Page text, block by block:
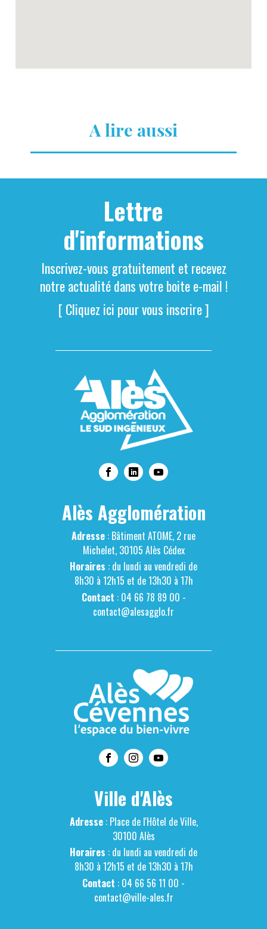
A lire aussi
Lettre
d'informations
Inscrivez-vous gratuitement et recevez
notre actualité dans votre boite e-mail !
[ Cliquez ici pour vous inscrire ]
Alès Agglomération
Adresse : Bâtiment ATOME, 2 rue
Michelet, 30105 Alès Cédex
Horaires : du lundi au vendredi de
8h30 à 12h15 et de 13h30 à 17h
Contact : 04 66 78 89 00 -
contact@alesagglo.fr
Ville d'Alès
Adresse: Place de l'Hôtel de Ville,
30100 Alès
Horaires : du lundi au vendredi de
8h30 à 12h15 et de 13h30 à 17h
Contact : 04 66 56 11 00 -
contact@ville-ales.fr